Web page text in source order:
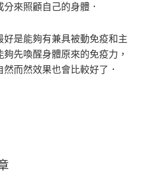
來照顧自己的身體．
是能夠有兼具被動免疫和主
先喚醒身體原來的免疫力，
而然效果也會比較好了．